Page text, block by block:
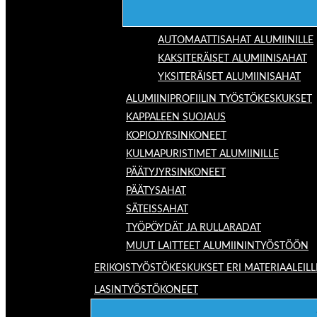
AUTOMAATTISAHAT ALUMIINILLE
KAKSITERÄISET ALUMIINISAHAT
YKSITERÄISET ALUMIINISAHAT
ALUMIINIPROFIILIN TYÖSTÖKESKUKSET
KAPPALEEN SUOJAUS
KOPIOJYRSINKONEET
KULMAPURISTIMET ALUMIINILLE
PÄÄTYJYRSINKONEET
PÄÄTYSAHAT
SÄTEISSAHAT
TYÖPÖYDÄT JA RULLARADAT
MUUT LAITTEET ALUMIININTYÖSTÖÖN
ERIKOISTYÖSTÖKESKUKSET ERI
LASINTYÖSTÖKONEET